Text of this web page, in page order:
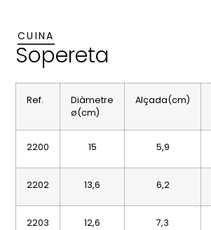
CUINA
Sopereta
Ref.
Diàmetre
ø(cm)
Alçada(cm)
2200 15 5,9
2202 13,6 6,2
2203 12,6 7,3